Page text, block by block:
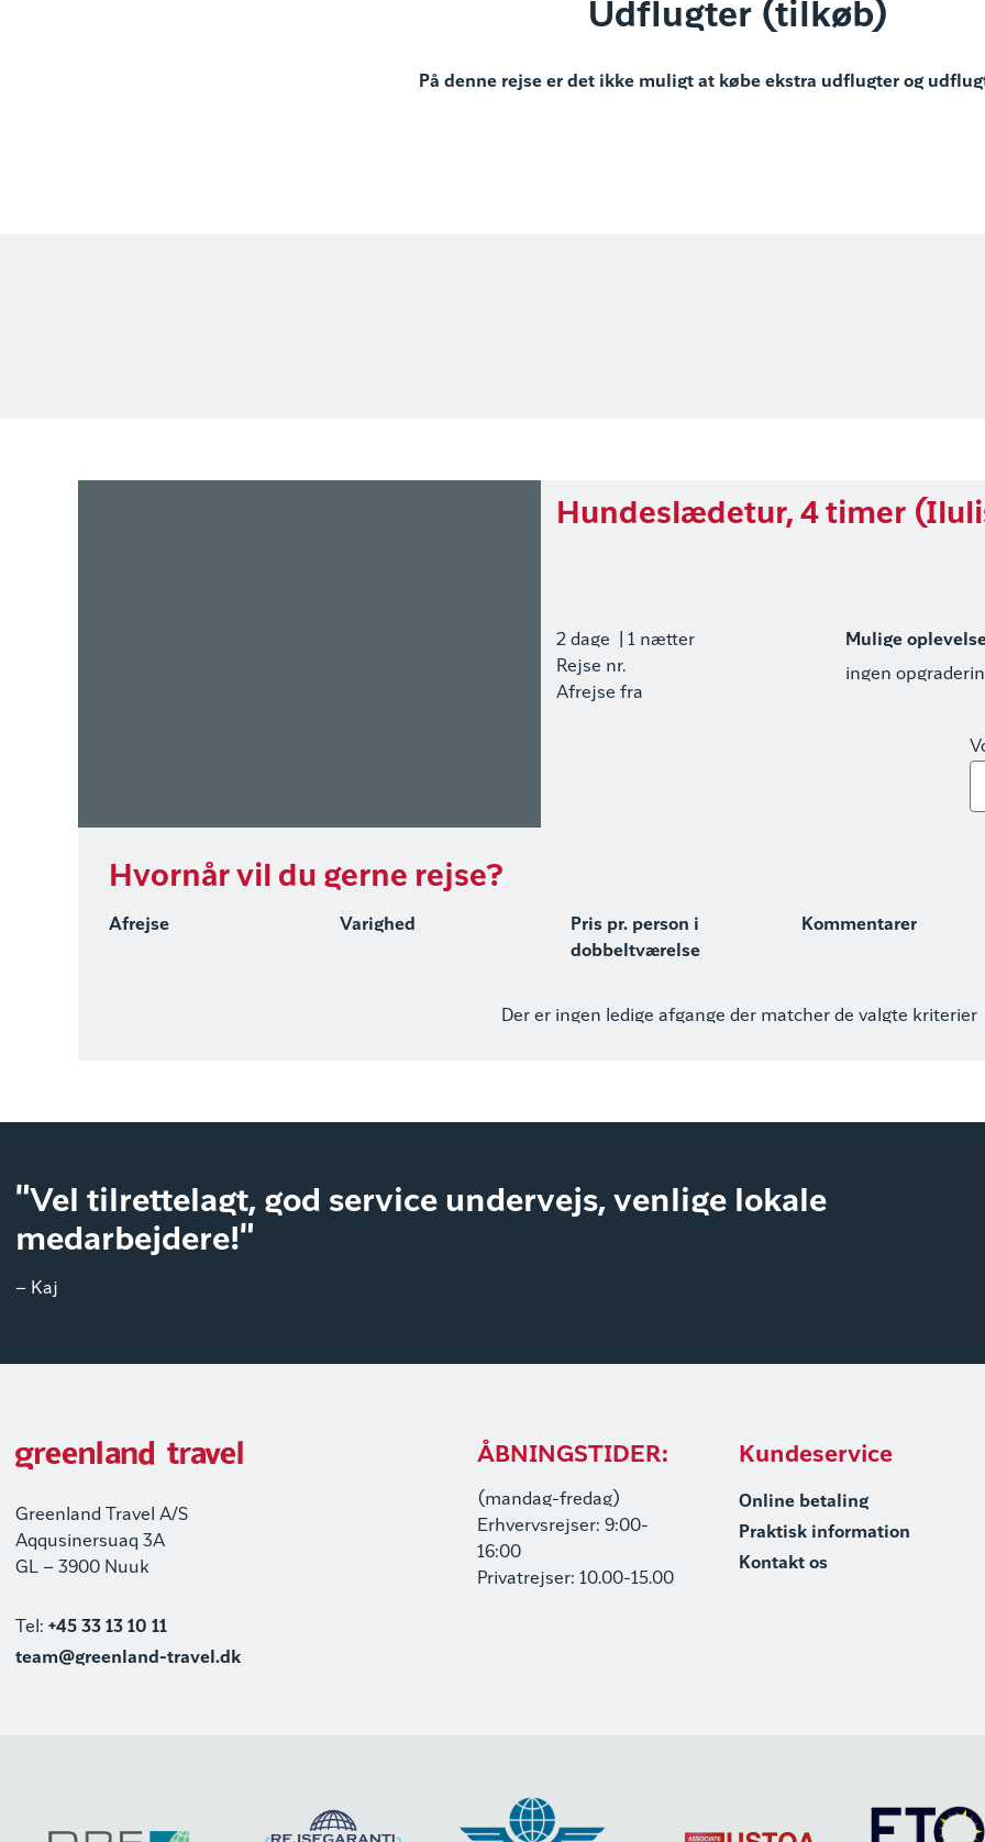
Udflugter (tilkøb)
På denne rejse er det ikke muligt at købe ekstra udflugter og
Hundeslædetur, 4 timer
2 dage
| 1 nætter
Rejse nr.
Afrejse fra
Mulige
ingen
Hvornår vil du gerne rejse?
Afrejse Varighed
Pris pr. person i
dobbeltværelse
Kommentarer
Der er ingen ledige afgange der matcher de valgte kriterier
"Vel tilrettelagt, god service undervejs, venlige lokale
medarbejdere!"
– Kaj
Greenland Travel A/S
Aqqusinersuaq 3A
GL – 3900 Nuuk
Tel: +45 33 13 10 11
team@greenland-travel.dk
ÅBNINGSTIDER:
(mandag-fredag)
Erhvervsrejser: 9:00-
16:00
Privatrejser: 10.00-15.00
Kundeservice
Online betaling
Praktisk information
Kontakt os